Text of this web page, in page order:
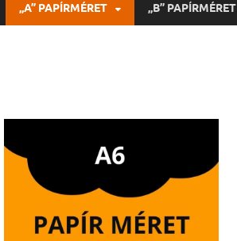
„A” PAPÍRMÉRET „B” PAPÍRMÉRET